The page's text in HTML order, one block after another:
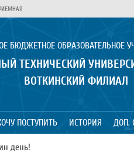
БЮДЖЕТНОЕ ОБРАЗОВАТЕЛЬНОЕ
ТЕХНИЧЕСКИЙ
ВОТКИНСКИЙ ФИЛИАЛ
ПОСТУПИТЬ ИСТОРИЯ ДОП.
день!